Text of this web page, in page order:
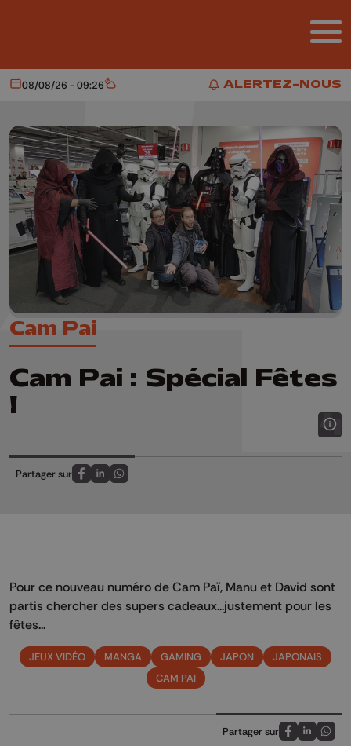
ALERTEZ-NOUS
ALERTEZ-NOUS
Aujourd'hui
08/08/26 - 09:26 Météo
Cam Pai
Cam Pai : Spécial Fêtes
!
Partager sur
Partagez sur FaceBook
Partagez sur LinkedIn
Partagez sur Whatsapp
Pour ce nouveau numéro de Cam Paï, Manu et David sont
partis chercher des supers cadeaux...justement pour les
fêtes...
JEUX VIDÉO MANGA GAMING JAPON
JAPONAIS
CAM PAI
Partager sur
Partagez sur
Partagez